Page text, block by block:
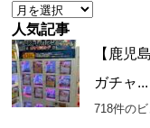
ア
ー
カ
イ
ブ
人気記事
【鹿児
ガチャ...
718件の